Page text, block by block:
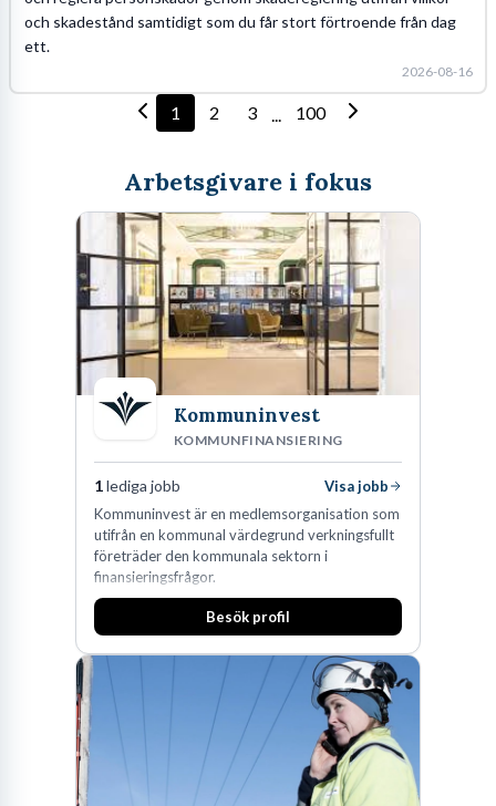
och skadestånd samtidigt som du får stort förtroende från dag
ett.
2026-08-16
1 2 3 ... 100
Arbetsgivare i fokus
Kommuninvest
KOMMUNFINANSIERING
1lediga jobb
Visa jobb
Kommuninvest är en medlemsorganisation som
utifrån en kommunal värdegrund verkningsfullt
företräder den kommunala sektorn i
finansieringsfrågor.
Besök profil